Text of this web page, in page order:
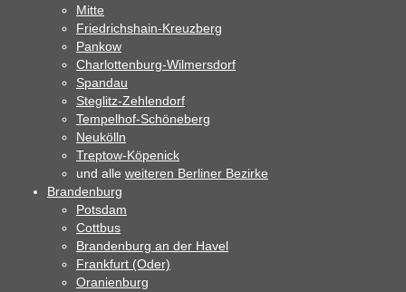
Mitte
Friedrichshain-Kreuzberg
Pankow
Charlottenburg-Wilmersdorf
Spandau
Steglitz-Zehlendorf
Tempelhof-Schöneberg
Neukölln
Treptow-Köpenick
und alle weiteren Berliner Bezirke
Brandenburg
Potsdam
Cottbus
Brandenburg an der Havel
Frankfurt (Oder)
Oranienburg